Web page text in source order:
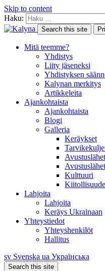
Skip to content
Haku:
Search this site
Mitä teemme?
Yhdistys
Liity jäseneksi
Yhdistyksen
Kalynan merkitys
Artikkeleita
Ajankohtaista
Ajankohtaista
Blogi
Galleria
Keräykset
Kulttuuri
Lahjoita
Lahjoita
Keräys Ukrainaan
Yhteystiedot
Yhteyshenkilöt
Hallitus
sv Svenska ua Українська
Search this site